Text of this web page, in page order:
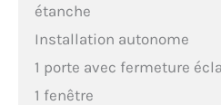
étanche
Installation autonome
1 porte avec fermeture
1 fenêtre